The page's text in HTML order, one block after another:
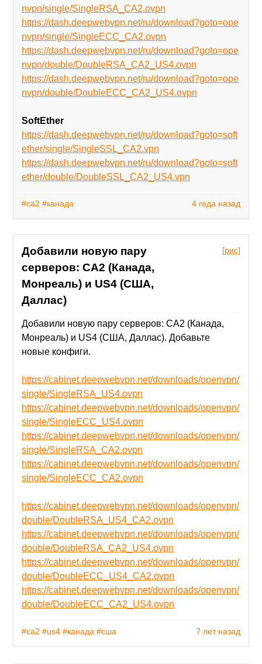
nvpn/single/SingleRSA_CA2.ovpn
https://dash.deepwebvpn.net/ru/download?goto=ope
nvpn/single/SingleECC_CA2.ovpn
https://dash.deepwebvpn.net/ru/download?goto=ope
nvpn/double/DoubleRSA_CA2_US4.ovpn
https://dash.deepwebvpn.net/ru/download?goto=ope
nvpn/double/DoubleECC_CA2_US4.ovpn
SoftEther
https://dash.deepwebvpn.net/ru/download?goto=soft
ether/single/SingleSSL_CA2.vpn
https://dash.deepwebvpn.net/ru/download?goto=soft
ether/double/DoubleSSL_CA2_US4.vpn
4 года назад
#ca2 #канада
[рис]
Добавили новую пару
серверов: CA2 (Канада,
Монреаль) и US4 (США,
Даллас)
Добавили новую пару серверов: CA2 (Канада,
Монреаль) и US4 (США, Даллас). Добавьте
новые конфиги.
https://cabinet.deepwebvpn.net/downloads/openvpn/
single/SingleRSA_US4.ovpn
https://cabinet.deepwebvpn.net/downloads/openvpn/
single/SingleECC_US4.ovpn
https://cabinet.deepwebvpn.net/downloads/openvpn/
single/SingleRSA_CA2.ovpn
https://cabinet.deepwebvpn.net/downloads/openvpn/
single/SingleECC_CA2.ovpn
https://cabinet.deepwebvpn.net/downloads/openvpn/
double/DoubleRSA_US4_CA2.ovpn
https://cabinet.deepwebvpn.net/downloads/openvpn/
double/DoubleRSA_CA2_US4.ovpn
https://cabinet.deepwebvpn.net/downloads/openvpn/
double/DoubleECC_US4_CA2.ovpn
https://cabinet.deepwebvpn.net/downloads/openvpn/
double/DoubleECC_CA2_US4.ovpn
7 лет назад
#ca2 #us4 #канада #сша